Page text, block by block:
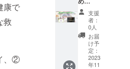
康で
救
、②
製薬、病
院、食品関
連、化粧品
関連、農業
関連、自治
体向け、一
なかの
周りが
気にな
る方に
も絶対
飲んで
欲しい
サプリ
リした
い方、
お花の
ムズム
ズを軽
くした
い方、
お肌を
方に絶
対飲ん
で欲し
いサプ
リで
す。 糖
質と友
達にな
にて日
程を確
定の
上、オ
ンライ
ンでの
ご相談
になり
ます。
Premiu
m」×１
箱＋
「食の
処方
箋」×３
０分＋
IonaFre
支援
者：
0人
お届
け予
定：
2023
年11